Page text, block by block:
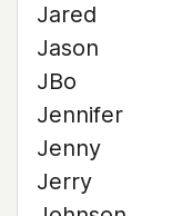
Jared
Jason
JBo
Jennifer
Jenny
Jerry